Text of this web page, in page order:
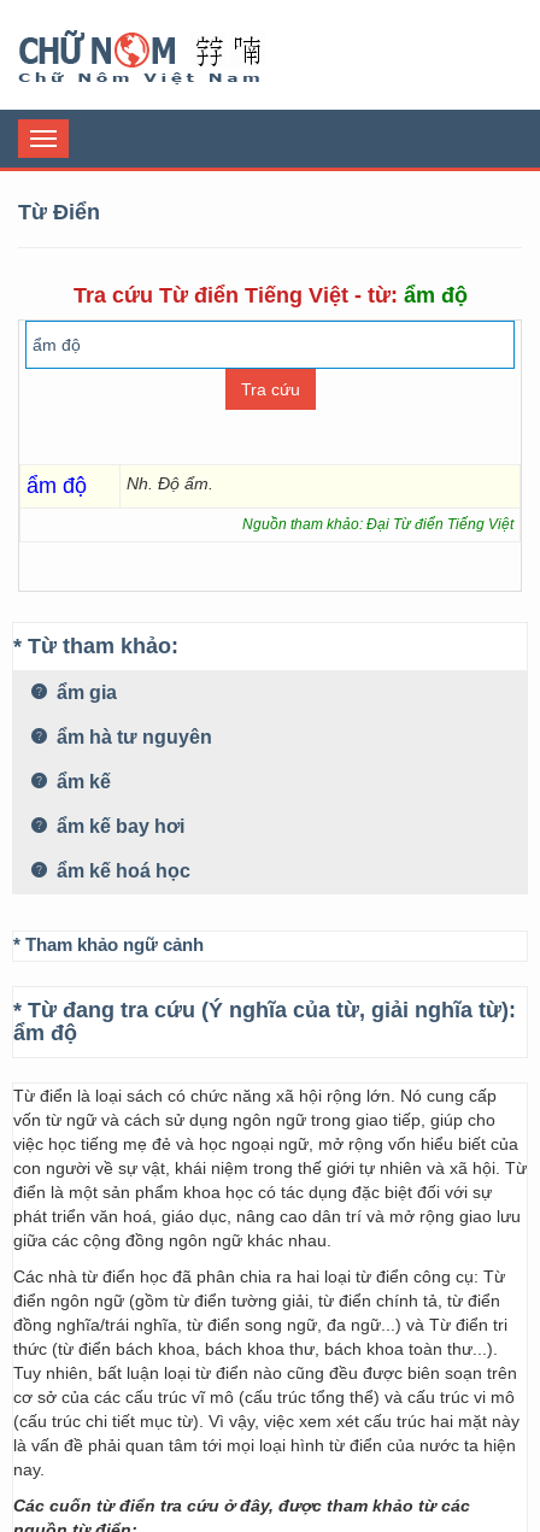
Toggle
navigation
Từ Điển
Tra cứu Từ điển Tiếng Việt - từ: ẩm độ
ẩm độ Nh. Độ ẩm.
Nguồn tham khảo: Đại Từ điển Tiếng Việt
* Từ tham khảo:
ẩm gia
ẩm hà tư nguyên
ẩm kế
ẩm kế bay hơi
ẩm kế hoá học
* Tham khảo ngữ cảnh
* Từ đang tra cứu (Ý nghĩa của từ, giải nghĩa từ):
ẩm độ
Từ điển là loại sách có chức năng xã hội rộng lớn. Nó cung cấp
vốn từ ngữ và cách sử dụng ngôn ngữ trong giao tiếp, giúp cho
việc học tiếng mẹ đẻ và học ngoại ngữ, mở rộng vốn hiểu biết của
con người về sự vật, khái niệm trong thế giới tự nhiên và xã hội. Từ
điển là một sản phẩm khoa học có tác dụng đặc biệt đối với sự
phát triển văn hoá, giáo dục, nâng cao dân trí và mở rộng giao lưu
giữa các cộng đồng ngôn ngữ khác nhau.
Các nhà từ điển học đã phân chia ra hai loại từ điển công cụ: Từ
điển ngôn ngữ (gồm từ điển tường giải, từ điển chính tả, từ điển
đồng nghĩa/trái nghĩa, từ điển song ngữ, đa ngữ...) và Từ điển tri
thức (từ điển bách khoa, bách khoa thư, bách khoa toàn thư...).
Tuy nhiên, bất luận loại từ điển nào cũng đều được biên soạn trên
cơ sở của các cấu trúc vĩ mô (cấu trúc tổng thể) và cấu trúc vi mô
(cấu trúc chi tiết mục từ). Vì vậy, việc xem xét cấu trúc hai mặt này
là vấn đề phải quan tâm tới mọi loại hình từ điển của nước ta hiện
nay.
Các cuốn từ điển tra cứu ở đây, được tham khảo từ các